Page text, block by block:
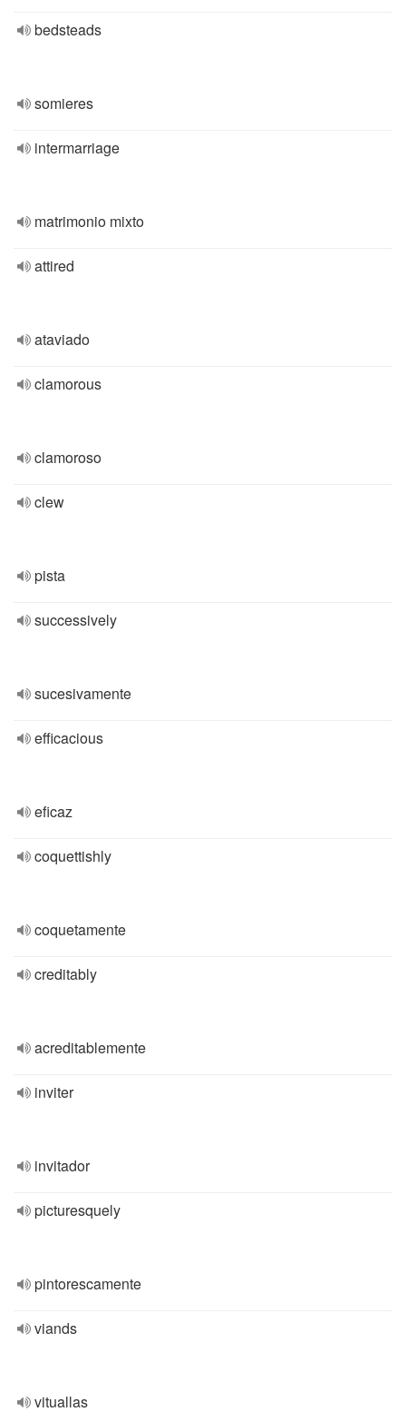
bedsteads
somieres
intermarriage
matrimonio mixto
attired
ataviado
clamorous
clamoroso
clew
pista
successively
sucesivamente
efficacious
eficaz
coquettishly
coquetamente
creditably
acreditablemente
inviter
invitador
picturesquely
pintorescamente
viands
vituallas